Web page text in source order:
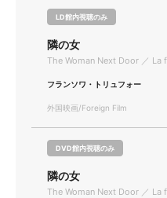
LD館内視聴のみ
隣の女
The Woman Next Door ／ La
フランソワ・トリュフォー
外国映画/Foreign Film
DVD館内視聴のみ
隣の女
The Woman Next Door ／ La